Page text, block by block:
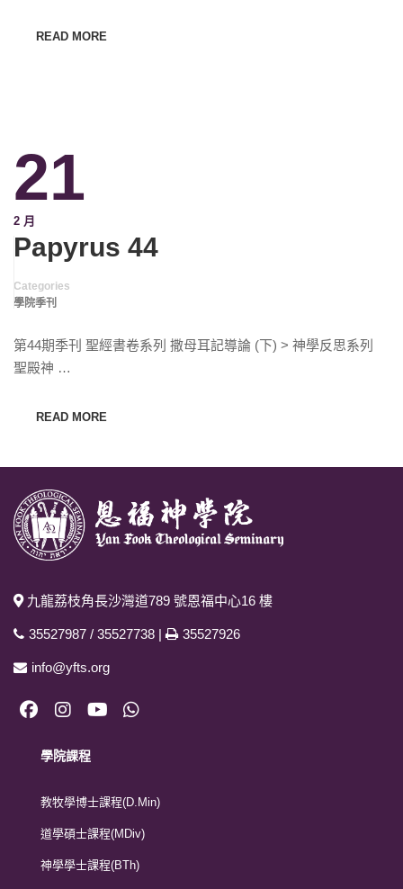
READ MORE
21
2 月
Papyrus 44
Categories
學院季刊
第44期季刊 聖經書卷系列 撒母耳記導論 (下) > 神學反思系列
聖殿神 …
READ MORE
九龍荔枝角長沙灣道789 號恩福中心16 樓
35527987 / 35527738 | 35527926
info@yfts.org
學院課程
教牧學博士課程(D.Min)
道學碩士課程(MDiv)
神學學士課程(BTh)